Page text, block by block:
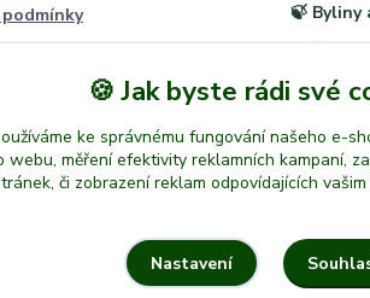
údajů
🍃 Byliny
🪷
🎁 Dárky
🍪 Jak byste rádi své
ke správnému fungování našeho e-
měření efektivity reklamních kampaní,
či zobrazení reklam odpovídajících
Nastavení